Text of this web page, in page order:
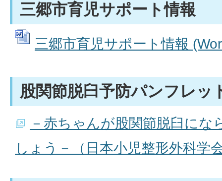
三郷市育児サポート情報
三郷市育児サポート情報
股関節脱臼予防パンフレッ
－赤ちゃんが股関節脱臼にな
しょう－（日本小児整形外科学